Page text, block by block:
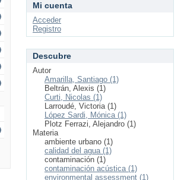
Mi cuenta
Acceder
Registro
Descubre
Autor
Amarilla, Santiago (1)
Beltrán, Alexis (1)
Curti, Nicolas (1)
Larroudé, Victoria (1)
López Sardi, Mónica (1)
Plotz Ferrazi, Alejandro (1)
Materia
ambiente urbano (1)
calidad del agua (1)
contaminación (1)
contaminación acústica (1)
environmental assessment (1)